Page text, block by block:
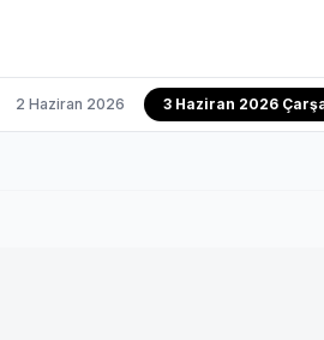
2 Haziran 2026 3 Haziran 2026